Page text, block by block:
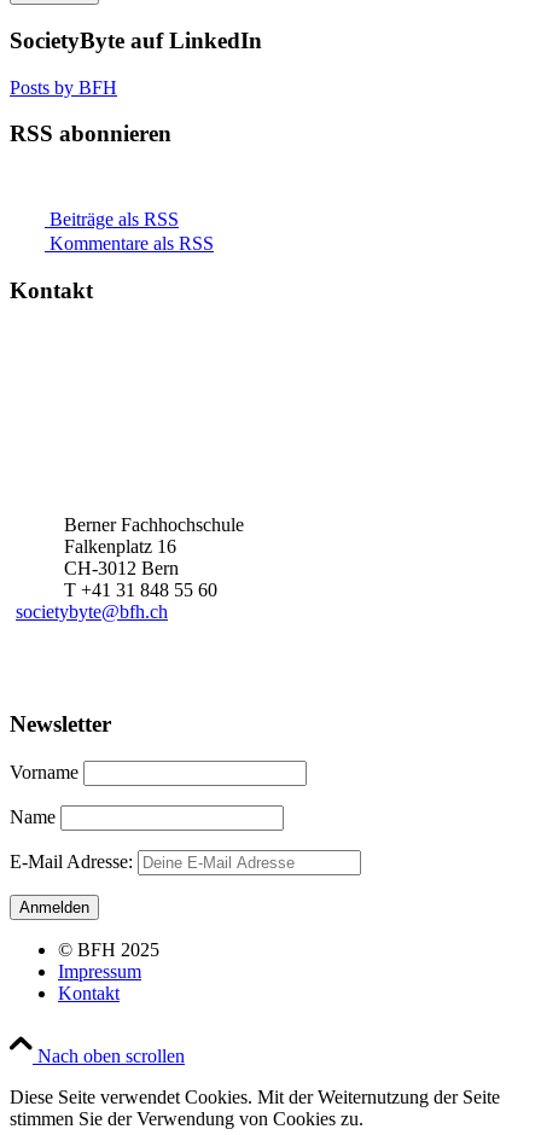
SocietyByte auf LinkedIn
Posts by BFH
RSS abonnieren
Beiträge als RSS
Kommentare als RSS
Kontakt
Berner Fachhochschule
Falkenplatz 16
CH-3012 Bern
T +41 31 848 55 60
societybyte@bfh.ch
Newsletter
Vorname
Name
E-Mail Adresse:
© BFH 2025
Impressum
Kontakt
Nach oben scrollen
Diese Seite verwendet Cookies. Mit der Weiternutzung der Seite
stimmen Sie der Verwendung von Cookies zu.